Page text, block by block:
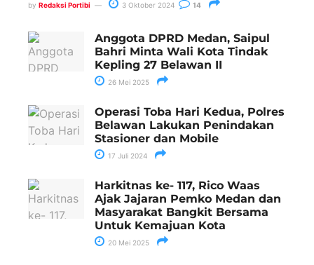
by Redaksi Portibi 3 Oktober 2024 14
Anggota DPRD Medan, Saipul
Bahri Minta Wali Kota Tindak
Kepling 27 Belawan II
26 Mei 2025
Operasi Toba Hari Kedua, Polres
Belawan Lakukan Penindakan
Stasioner dan Mobile
17 Juli 2024
Harkitnas ke- 117, Rico Waas
Ajak Jajaran Pemko Medan dan
Masyarakat Bangkit Bersama
Untuk Kemajuan Kota
20 Mei 2025